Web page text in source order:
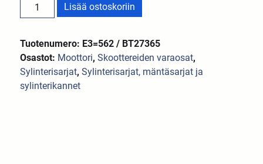
Lisää ostoskoriin
Tuotenumero: E3=562 / BT27365
Osastot: Moottori,Skoottereiden varaosat,
Sylinterisarjat,Sylinterisarjat, mäntäsarjat ja
sylinterikannet